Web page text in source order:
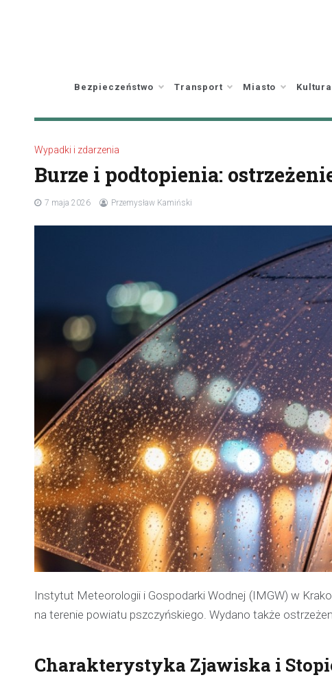
Bezpieczeństwo Transport Miasto
Wypadki i zdarzenia
Burze i podtopienia:
7 maja 2026 Przemysław Kamiński
Instytut Meteorologii i Gospodarki Wodnej (IMGW) w
na terenie powiatu pszczyńskiego. Wydano także
Charakterystyka Zjawiska i